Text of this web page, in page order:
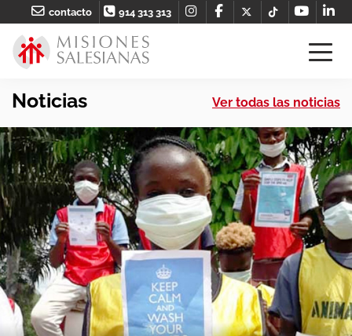
contacto 914 313 313
Noticias Ver todas las noticias